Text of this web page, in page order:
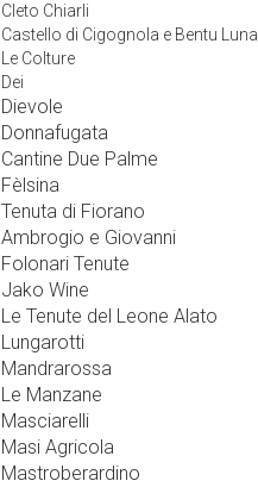
Cleto Chiarli
Castello di Cigognola e Bentu Luna
Le Colture
Dei
Dievole
Donnafugata
Cantine Due Palme
Fèlsina
Tenuta di Fiorano
Ambrogio e Giovanni
Folonari Tenute
Jako Wine
Le Tenute del Leone Alato
Lungarotti
Mandrarossa
Le Manzane
Masciarelli
Masi Agricola
Mastroberardino